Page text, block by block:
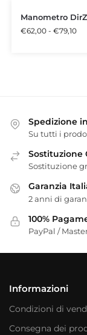
Manometro
€62,00 - €79,10
Spedizione
Su tutti i
Sostituzione
Sostituzione
Garanzia
2 anni di
100%
PayPal /
Informazioni
Condizioni di
Consegna dei